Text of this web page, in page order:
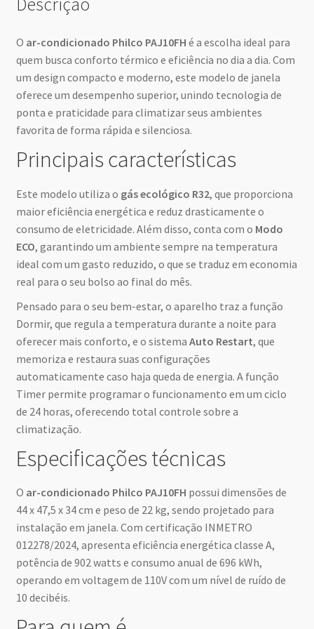
Descrição
O ar-condicionado Philco PAJ10FH é a escolha ideal para
quem busca conforto térmico e eficiência no dia a dia. Com
um design compacto e moderno, este modelo de janela
oferece um desempenho superior, unindo tecnologia de
ponta e praticidade para climatizar seus ambientes
favorita de forma rápida e silenciosa.
Principais características
Este modelo utiliza o gás ecológico R32, que proporciona
maior eficiência energética e reduz drasticamente o
consumo de eletricidade. Além disso, conta com o Modo
ECO, garantindo um ambiente sempre na temperatura
ideal com um gasto reduzido, o que se traduz em economia
real para o seu bolso ao final do mês.
Pensado para o seu bem-estar, o aparelho traz a função
Dormir, que regula a temperatura durante a noite para
oferecer mais conforto, e o sistema Auto Restart, que
memoriza e restaura suas configurações
automaticamente caso haja queda de energia. A função
Timer permite programar o funcionamento em um ciclo
de 24 horas, oferecendo total controle sobre a
climatização.
Especificações técnicas
O ar-condicionado Philco PAJ10FH possui dimensões de
44 x 47,5 x 34 cm e peso de 22 kg, sendo projetado para
instalação em janela. Com certificação INMETRO
012278/2024, apresenta eficiência energética classe A,
potência de 902 watts e consumo anual de 696 kWh,
operando em voltagem de 110V com um nível de ruído de
10 decibéis.